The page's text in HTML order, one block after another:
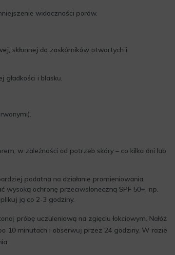
widoczności porów.
skłonnej do zaskórników otwartych i
i blasku.
w zależności od potrzeb skóry – co kilka dni lub
podatna na działanie promieniowania
wysoką ochronę przeciwsłoneczną SPF 50+, np.
ją co 2-3 godziny.
próbę uczuleniową na zgięciu łokciowym. Nałóż
10 minutach i obserwuj przez 24 godziny. W razie